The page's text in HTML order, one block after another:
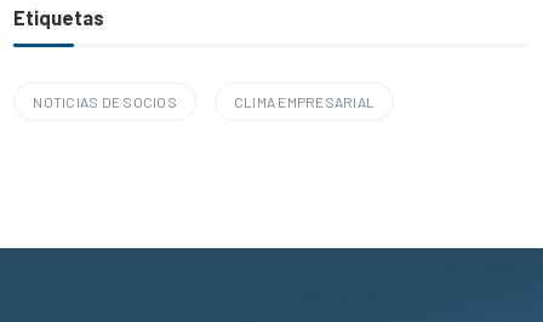
Etiquetas
NOTICIAS DE SOCIOS CLIMA EMPRESARIAL